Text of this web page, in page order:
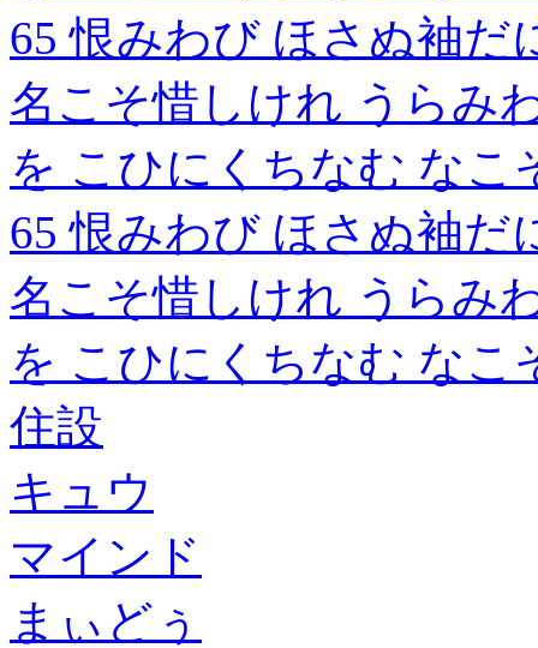
65 恨みわび ほさぬ袖だ
名こそ惜しけれ うらみ
を こひにくちなむ なこ
65 恨みわび ほさぬ袖だ
名こそ惜しけれ うらみ
を こひにくちなむ なこ
住設
キュウ
マインド
まぃどぅ